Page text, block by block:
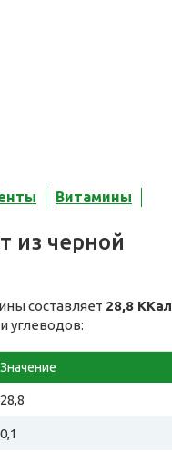
Витамины
из черной
составляет 28,8 ККал
углеводов:
Значение
28,8
0,1